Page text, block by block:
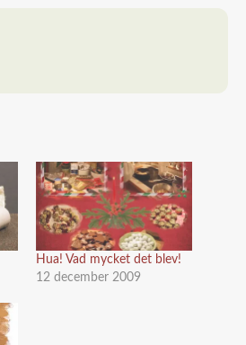
Hua! Vad mycket det blev!
12 december 2009